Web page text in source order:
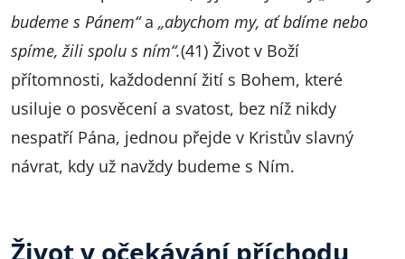
budeme s Pánem“a „abychom my, ať bdíme nebo
spíme, žili spolu s ním“.(41) Život v Boží
přítomnosti, každodenní žití s Bohem, které
usiluje o posvěcení a svatost, bez níž nikdy
nespatří Pána, jednou přejde v Kristův slavný
návrat, kdy už navždy budeme s Ním.
Život v očekávání příchodu